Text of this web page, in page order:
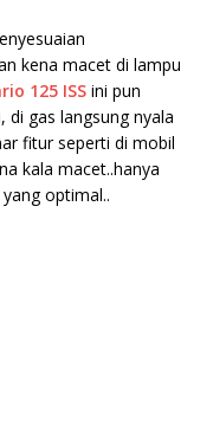
kena macet di lampu
125 ISS ini pun
gas langsung nyala
fitur seperti di mobil
kala macet..hanya
optimal..